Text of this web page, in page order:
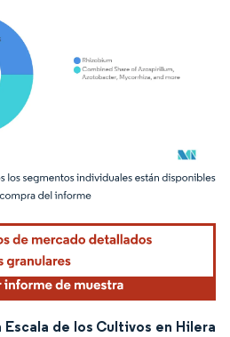
requiere atribución según CC BY 4.0.
de los Cultivos en Hilera